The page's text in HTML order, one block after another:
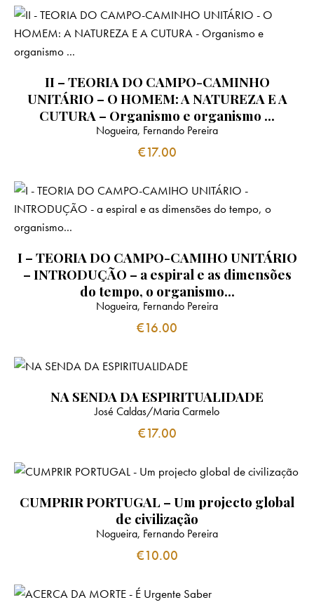
II – TEORIA DO CAMPO-CAMINHO
UNITÁRIO – O HOMEM: A NATUREZA E A
CUTURA – Organismo e organismo …
Nogueira, Fernando Pereira
€17.00
I – TEORIA DO CAMPO-CAMIHO UNITÁRIO
– INTRODUÇÃO – a espiral e as dimensões
do tempo, o organismo…
Nogueira, Fernando Pereira
€16.00
NA SENDA DA ESPIRITUALIDADE
José Caldas/Maria Carmelo
€17.00
CUMPRIR PORTUGAL – Um projecto global
de civilização
Nogueira, Fernando Pereira
€10.00